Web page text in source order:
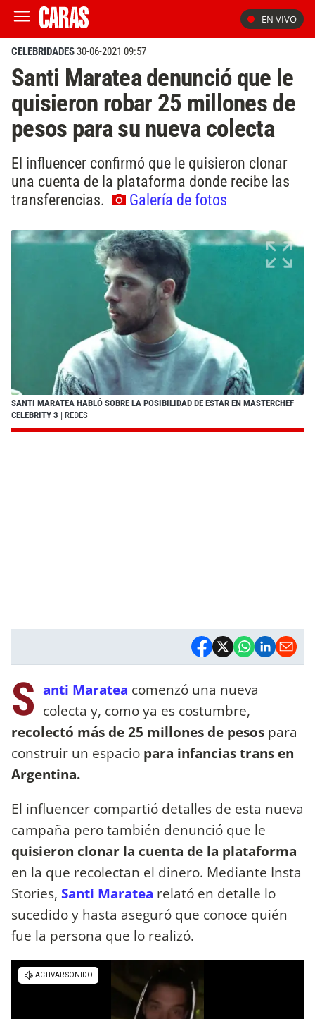
EN VIVO
CELEBRIDADES30-06-2021 09:57
Santi Maratea denunció que le
quisieron robar 25 millones de
pesos para su nueva colecta
El influencer confirmó que le quisieron clonar
una cuenta de la plataforma donde recibe las
transferencias.
Galería de fotos
SANTI MARATEA HABLÓ SOBRE LA POSIBILIDAD DE ESTAR EN MASTERCHEF
CELEBRITY 3 | REDES
S anti Maratea comenzó una nueva
colecta y, como ya es costumbre,
recolectó más de 25 millones de pesos para
construir un espacio para infancias trans en
Argentina.
El influencer compartió detalles de esta nueva
campaña pero también denunció que le
quisieron clonar la cuenta de la plataforma
en la que recolectan el dinero. Mediante Insta
Stories, Santi Maratea relató en detalle lo
sucedido y hasta aseguró que conoce quién
fue la persona que lo realizó.